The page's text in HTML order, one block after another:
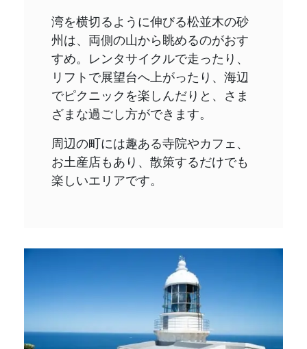
湾を横切るように伸びる松並木の砂
州は、両側の山から眺めるのがおす
すめ。レンタサイクルで走ったり、
リフトで展望台へ上がったり、海辺
でピクニックを楽しんだりと、さま
ざまな過ごし方ができます。
周辺の町には趣ある寺院やカフェ、
お土産店もあり、散策するだけでも
楽しいエリアです。